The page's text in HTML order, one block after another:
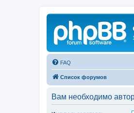
FAQ
Список форумов
Вам необходимо